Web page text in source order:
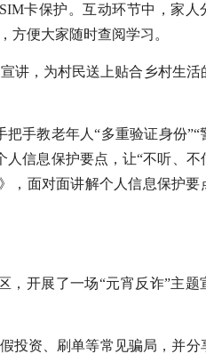
卡保护。互动环节中，家人
方便大家随时查阅学习。
讲，为村民送上贴合乡村生活
手教老年人“多重验证身份”“
信息保护要点，让“不听、不
，面对面讲解个人信息保护要
，开展了一场“元宵反诈”主题
投资、刷单等常见骗局，并分